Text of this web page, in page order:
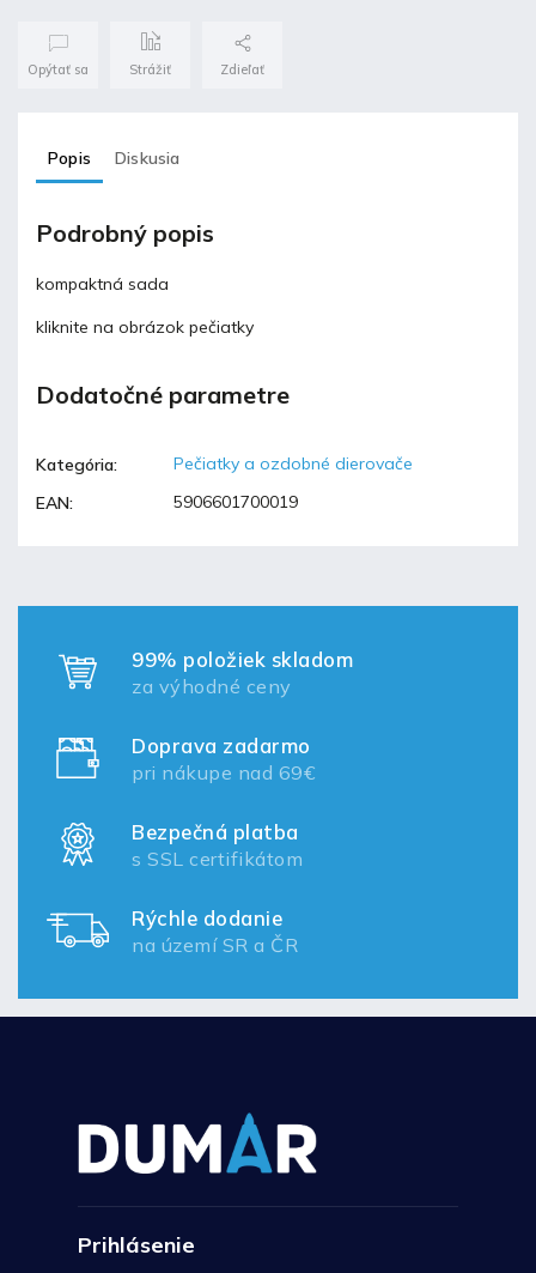
Opýtať sa Strážiť Zdieľať
Popis Diskusia
Podrobný popis
kompaktná sada
kliknite na obrázok pečiatky
Dodatočné parametre
Kategória:
Pečiatky a ozdobné dierovače
EAN: 5906601700019
99% položiek skladom
za výhodné ceny
Doprava zadarmo
pri nákupe nad 69€
Bezpečná platba
s SSL certifikátom
Rýchle dodanie
na území SR a ČR
Prihlásenie